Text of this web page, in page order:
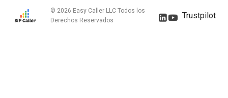
© 2026 Easy Caller LLC Todos los
Derechos Reservados
Trustpilot